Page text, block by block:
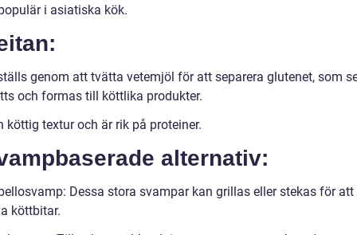
i asiatiska kök.
genom att tvätta vetemjöl för att separera glutenet, som
och formas till köttlika produkter.
köttig textur och är rik på proteiner.
alternativ:
Dessa stora svampar kan grillas eller stekas för att
köttbitar.